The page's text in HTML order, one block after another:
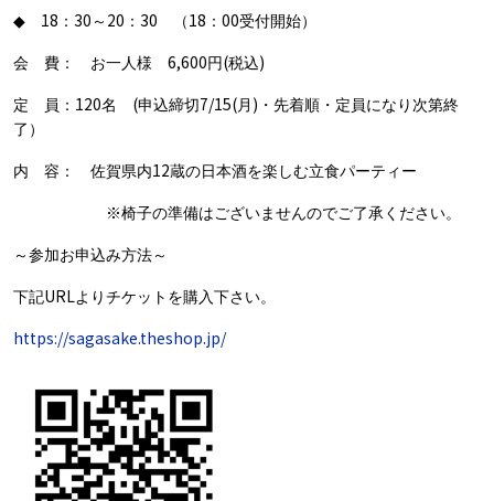
◆ 18 ： 30 ～ 20 ： 30 （ 18 ： 00受付開始）
会 費： お一人様 6,600 円 (税込)
定 員： 120名 (申込締切 7/15(月 ) ・先着順・定員になり次第終
了）
内 容： 佐賀県内12蔵の日本酒を楽しむ立食パーティー
※椅子の準備はございませんのでご了承ください。
～参加お申込み方法～
下記URLよりチケットを購入下さい。
https://sagasake.theshop.jp/